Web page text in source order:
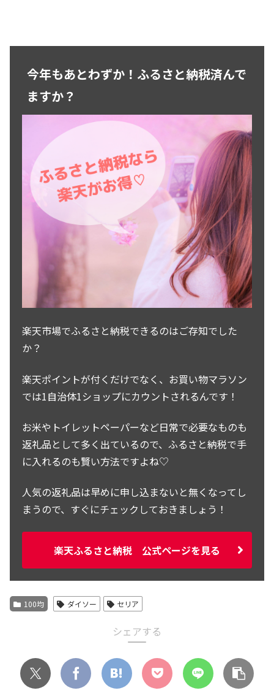
今年もあとわずか！ふるさと納税済んで
ますか？
楽天市場でふるさと納税できるのはご存知でした
か？
楽天ポイントが付くだけでなく、お買い物マラソン
では1自治体1ショップにカウントされるんです！
お米やトイレットペーパーなど日常で必要なものも
返礼品として多く出ているので、ふるさと納税で手
に入れるのも賢い方法ですよね♡
人気の返礼品は早めに申し込まないと無くなってし
まうので、すぐにチェックしておきましょう！
楽天ふるさと納税 公式ページを見る
100均 ダイソー セリア
シェアする